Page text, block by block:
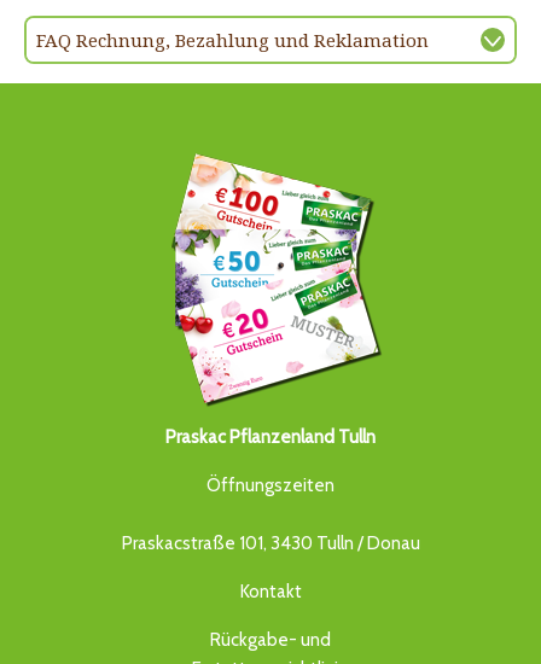
FAQ Rechnung, Bezahlung und Reklamation
Praskac Pflanzenland Tulln
Öffnungszeiten
Praskacstraße 101, 3430 Tulln / Donau
Kontakt
Rückgabe- und